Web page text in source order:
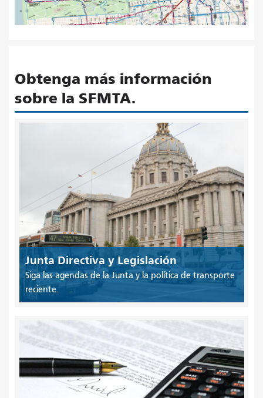
Obtenga más información
sobre la SFMTA.
Junta Directiva y Legislación
Siga las agendas de la Junta y la política de transporte
reciente.